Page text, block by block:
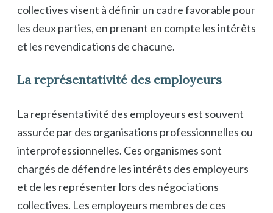
collectives visent à définir un cadre favorable pour
les deux parties, en prenant en compte les intérêts
et les revendications de chacune.
La représentativité des employeurs
La représentativité des employeurs est souvent
assurée par des organisations professionnelles ou
interprofessionnelles. Ces organismes sont
chargés de défendre les intérêts des employeurs
et de les représenter lors des négociations
collectives. Les employeurs membres de ces